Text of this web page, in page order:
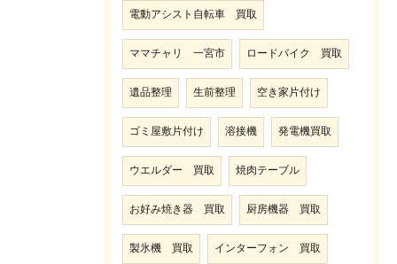
電動アシスト自転車 買取
ママチャリ 一宮市 ロードバイク 買取
遺品整理 生前整理 空き家片付け
ゴミ屋敷片付け 溶接機 発電機買取
ウエルダー 買取 焼肉テーブル
お好み焼き器 買取 厨房機器 買取
製氷機 買取 インターフォン 買取